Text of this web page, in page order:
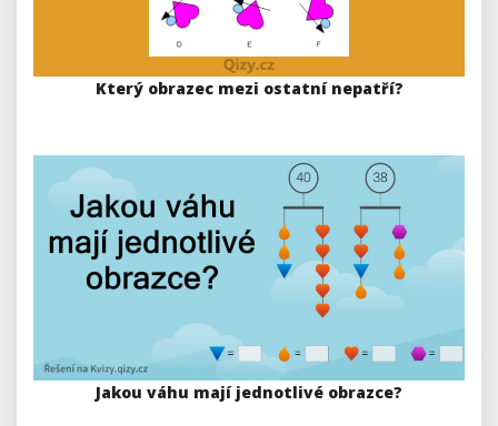
Který obrazec mezi ostatní nepatří?
Jakou váhu mají jednotlivé obrazce?